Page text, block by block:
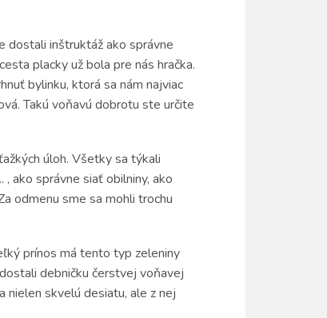
dostali inštruktáž ako správne
placky už bola pre nás hračka.
bylinku, ktorá sa nám najviac
Takú voňavú dobrotu ste určite
úloh. Všetky sa týkali
, ako správne siať obilniny, ako
odmenu sme sa mohli trochu
prínos má tento typ zeleniny
debničku čerstvej voňavej
nielen skvelú desiatu, ale z nej